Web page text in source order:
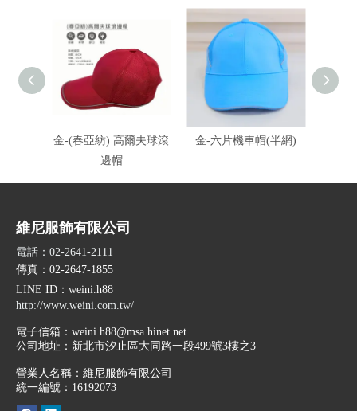
金-(春亞紡) 高爾夫球滾
邊帽
金-六片機車帽(半網)
維尼服飾有限公司
電話：02-2641-2111
傳真：02-2647-1855
LINE ID ：weini.h88
http://www.weini.com.tw/
電子信箱： weini.h88@msa.hinet.net
公司地址： 新北市汐止區大同路一段499號3樓之3
營業人名稱：維尼服飾有限公司
統一編號：16192073